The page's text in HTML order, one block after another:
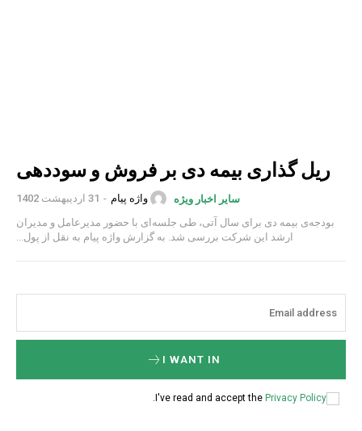
ریل گذاری بیمه دی بر فروش و سوددهی
سایر اخبار ویژه واژه پیام - 31 اردیبهشت 1402
بودجه‌ی بیمه دی برای سال آتی، طی جلسه‌ای با حضور مدیرعامل و مدیران
ارشد این شرکت بررسی شد. به گزارش واژه پیام به نقل از پول...
I WANT IN
I've read and accept the Privacy Policy
.